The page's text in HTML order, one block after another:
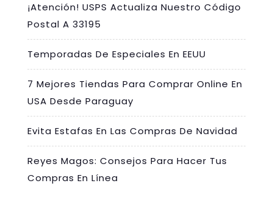
¡Atención! USPS Actualiza Nuestro Código
Postal A 33195
Temporadas De Especiales En EEUU
7 Mejores Tiendas Para Comprar Online En
USA Desde Paraguay
Evita Estafas En Las Compras De Navidad
Reyes Magos: Consejos Para Hacer Tus
Compras En Línea